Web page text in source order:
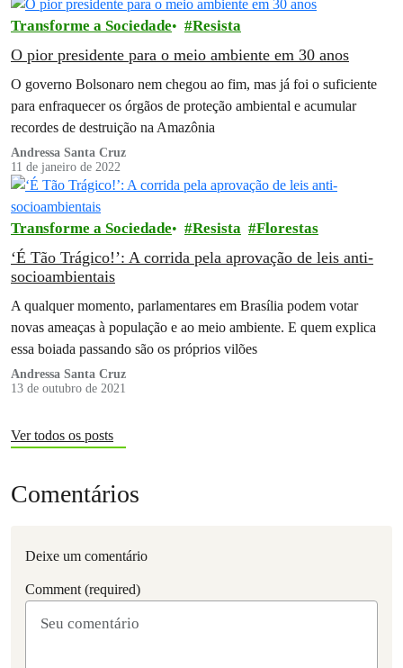
Transforme a Sociedade Resista
O pior presidente para o meio ambiente em 30 anos
O governo Bolsonaro nem chegou ao fim, mas já foi o suficiente
para enfraquecer os órgãos de proteção ambiental e acumular
recordes de destruição na Amazônia
Andressa Santa Cruz
11 de janeiro de 2022
Transforme a Sociedade Resista Florestas
‘É Tão Trágico!’: A corrida pela aprovação de leis anti-
socioambientais
A qualquer momento, parlamentares em Brasília podem votar
novas ameaças à população e ao meio ambiente. E quem explica
essa boiada passando são os próprios vilões
Andressa Santa Cruz
13 de outubro de 2021
Ver todos os posts
Comentários
Deixe um comentário
Comment (required)